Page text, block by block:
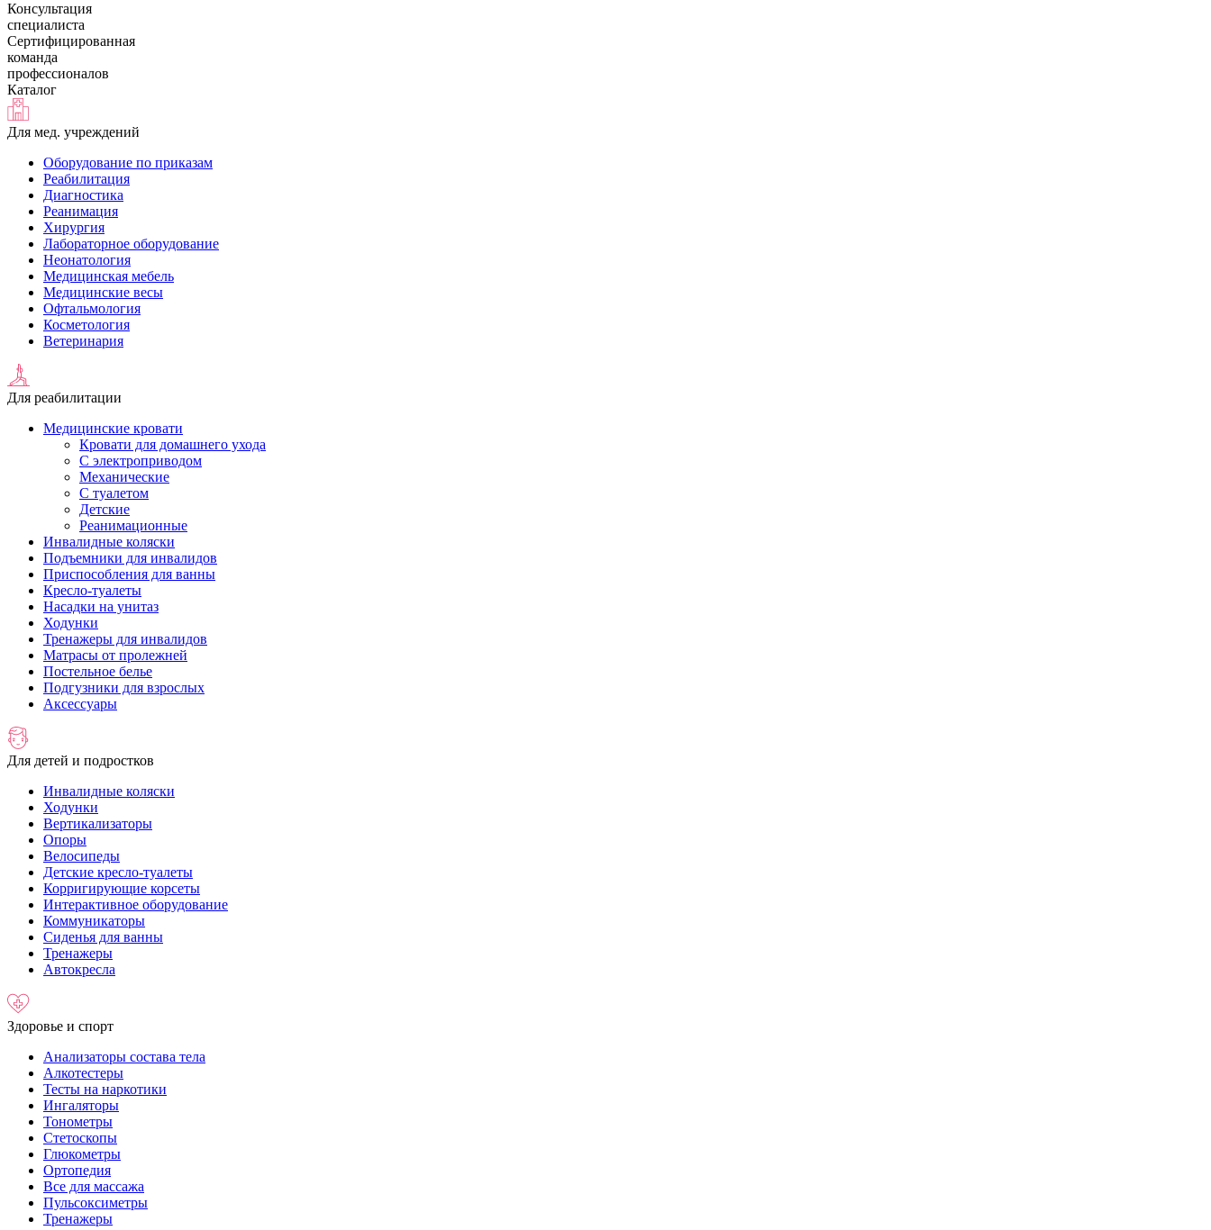
Консультация
специалиста
Сертифицированная
команда
профессионалов
Каталог
Для мед. учреждений
Оборудование по приказам
Реабилитация
Диагностика
Реанимация
Хирургия
Лабораторное оборудование
Неонатология
Медицинская мебель
Медицинские весы
Офтальмология
Косметология
Ветеринария
Для реабилитации
Медицинские кровати
Кровати для домашнего ухода
С электроприводом
Механические
С туалетом
Детские
Реанимационные
Инвалидные коляски
Подъемники для инвалидов
Приспособления для ванны
Кресло-туалеты
Насадки на унитаз
Ходунки
Тренажеры для инвалидов
Матрасы от пролежней
Постельное белье
Подгузники для взрослых
Аксессуары
Для детей и подростков
Инвалидные коляски
Ходунки
Вертикализаторы
Опоры
Велосипеды
Детские кресло-туалеты
Корригирующие корсеты
Интерактивное оборудование
Коммуникаторы
Сиденья для ванны
Тренажеры
Автокресла
Здоровье и спорт
Анализаторы состава тела
Алкотестеры
Тесты на наркотики
Ингаляторы
Тонометры
Стетоскопы
Глюкометры
Ортопедия
Все для массажа
Пульсоксиметры
Тренажеры